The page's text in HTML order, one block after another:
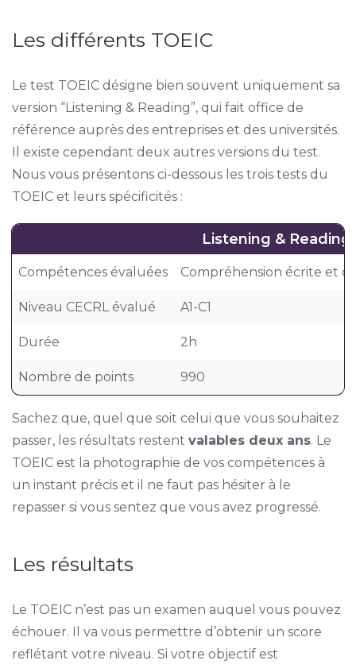
Les différents TOEIC
Le test TOEIC désigne bien souvent uniquement sa
version “Listening & Reading”, qui fait office de
référence auprès des entreprises et des universités.
Il existe cependant deux autres versions du test.
Nous vous présentons ci-dessous les trois tests du
TOEIC et leurs spécificités :
Listening & Reading
Compétences évaluées Compréhension écrite et
Niveau CECRL évalué A1-C1
Durée 2h
Nombre de points 990
Sachez que, quel que soit celui que vous souhaitez
passer, les résultats restent valables deux ans. Le
TOEIC est la photographie de vos compétences à
un instant précis et il ne faut pas hésiter à le
repasser si vous sentez que vous avez progressé.
Les résultats
Le TOEIC n’est pas un examen auquel vous pouvez
échouer. Il va vous permettre d’obtenir un score
reflétant votre niveau. Si votre objectif est